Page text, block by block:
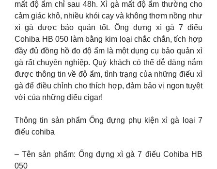
mất độ ẩm chỉ sau 48h. Xì gà mất độ ẩm thường cho
cảm giác khô, nhiều khói cay và không thơm nồng như
xì gà được bảo quản tốt. Ống đựng xì gà 7 điếu
Cohiba HB 050 làm bằng kim loại chắc chắn, tích hợp
đầy đủ đồng hồ đo độ ẩm là một dụng cụ bảo quản xì
gà rất chuyên nghiệp. Quý khách có thể dễ dàng nắm
được thông tin về độ ẩm, tình trạng của những điếu xì
gà để điều chỉnh cho thích hợp, đảm bảo vị ngon tuyệt
vời của những điếu cigar!
Thông tin sản phẩm Ống đựng phụ kiện xì gà loại 7
điếu cohiba
– Tên sản phẩm: Ống đựng xì gà 7 điếu Cohiba HB
050